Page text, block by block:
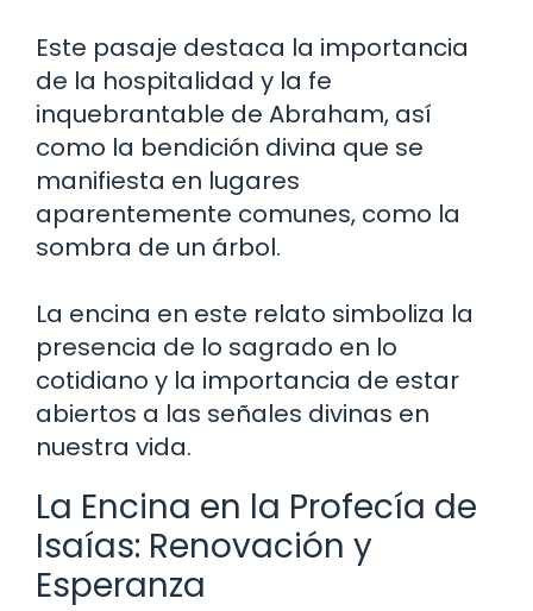
Este pasaje destaca la importancia
de la hospitalidad y la fe
inquebrantable de Abraham, así
como la bendición divina que se
manifiesta en lugares
aparentemente comunes, como la
sombra de un árbol.
La encina en este relato simboliza la
presencia de lo sagrado en lo
cotidiano y la importancia de estar
abiertos a las señales divinas en
nuestra vida.
La Encina en la Profecía de
Isaías: Renovación y
Esperanza